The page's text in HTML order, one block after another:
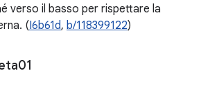
verso il basso per rispettare la
(I6b61d, b/118399122)